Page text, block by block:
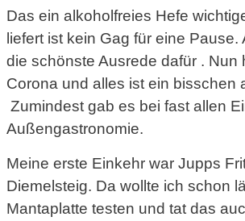
Das ein alkoholfreies Hefe
liefert ist kein Gag für eine Pause.
die schönste Ausrede dafür . Nun
Corona und alles ist ein bisschen
Zumindest gab es bei fast allen
Außengastronomie.
Meine erste Einkehr war Jupps
Diemelsteig. Da wollte ich schon
Mantaplatte testen und tat das